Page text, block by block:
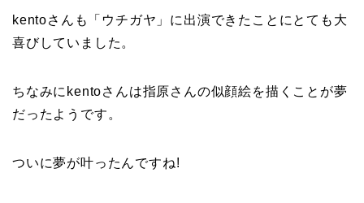
kentoさんも「ウチガヤ」に出演できたことにとても大
喜びしていました。
ちなみに kentoさんは指原さんの似顔絵を描くことが夢
だったようです。
ついに夢が叶ったんですね!